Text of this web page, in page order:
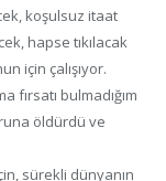
koşulsuz itaat
hapse tıkılacak
için çalışıyor.
fırsatı bulmadığım
öldürdü ve
sürekli dünyanın